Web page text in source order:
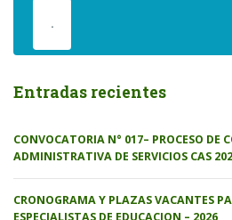
.
Entradas recientes
CONVOCATORIA N° 017– PROCESO DE
ADMINISTRATIVA DE SERVICIOS CAS
CRONOGRAMA Y PLAZAS VACANTES